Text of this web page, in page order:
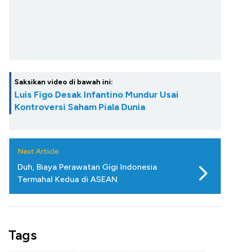
Saksikan video di bawah ini:
Luis Figo Desak Infantino Mundur Usai
Kontroversi Saham Piala Dunia
Next Article
Duh, Biaya Perawatan Gigi Indonesia
Termahal Kedua di ASEAN
Tags